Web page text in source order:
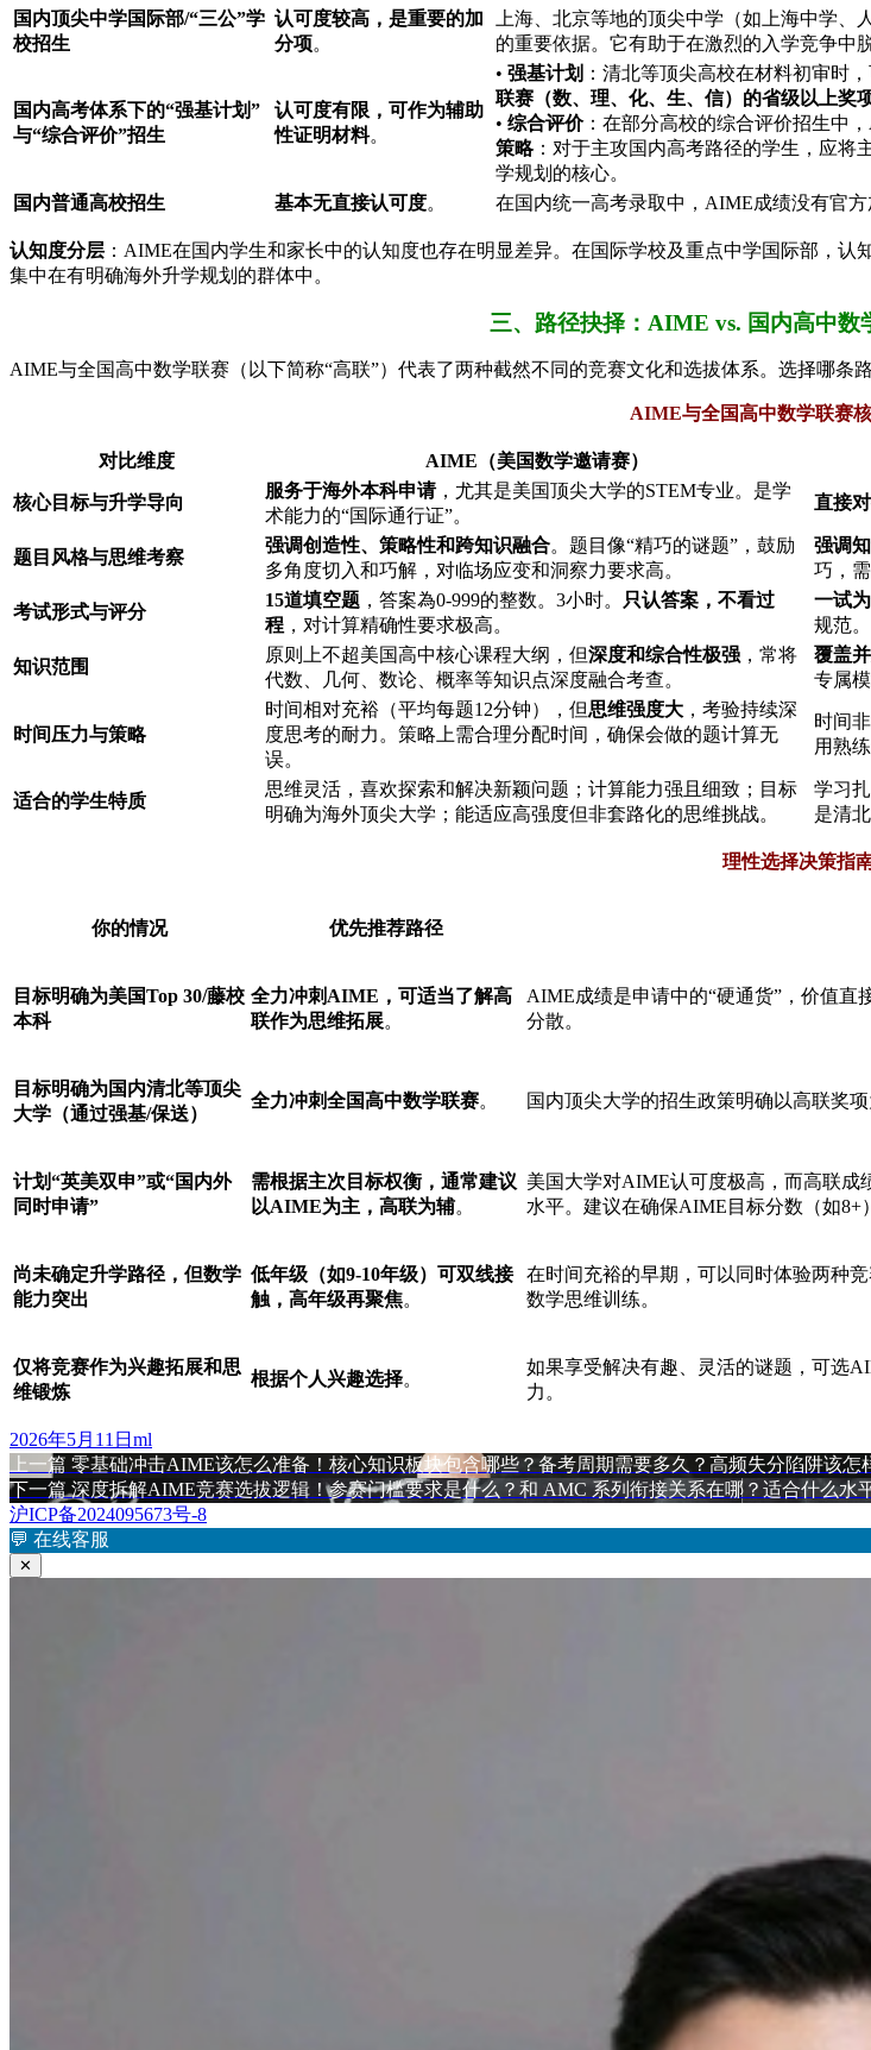
国内顶尖中学国际部/“三公”学
校招生
认可度较高，是重要的加
分项。
上海、北京等地的顶尖中学（如上海中学
的重要依据。它有助于在激烈的入学竞争中
国内高考体系下的“强基计划”
与“综合评价”招生
认可度有限，可作为辅助
性证明材料。
• 强基计划 ：清北等顶尖高校在材料初审时
联赛（数、理、化、生、信）的省级以上奖
• 综合评价：在部分高校的综合评价招生中
策略：对于主攻国内高考路径的学生，应将
学规划的核心。
国内普通高校招生
基本无直接认可度。 在国内统一高考录取中，AIME成绩没有官方
认知度分层 ：AIME在国内学生和家长中的认知度也存在明显差异。在国际学校及重点中学国际部，
集中在有明确海外升学规划的群体中。
三、路径抉择：AIME vs. 国内高中数
AIME与全国高中数学联赛（以下简称“高联”）代表了两种截然不同的竞赛文化和选拔体系。选择哪条
AIME与全国高中数学联赛
对比维度 AIME（美国数学邀请赛）
核心目标与升学导向
服务于海外本科申请，尤其是美国顶尖大学的STEM专业。是学
术能力的“国际通行证”。
直接
题目风格与思维考察
强调创造性、策略性和跨知识融合。题目像“精巧的谜题”，鼓励
多角度切入和巧解，对临场应变和洞察力要求高。
强调
巧，
考试形式与评分
15道填空题 ，答案為0-999的整数。3小时。
只认答案，不看过
程 ，对计算精确性要求极高。
一试
规范。
知识范围
原则上不超美国高中核心课程大纲，但深度和综合性极强 ，常将
代数、几何、数论、概率等知识点深度融合考查。
覆盖
专属
时间压力与策略
时间相对充裕（平均每题12分钟），但思维强度大 ，考验持续深
度思考的耐力。策略上需合理分配时间，确保会做的题计算无
误。
时间
用熟
适合的学生特质
思维灵活，喜欢探索和解决新颖问题；计算能力强且细致；目标
明确为海外顶尖大学；能适应高强度但非套路化的思维挑战。
学习
是清
理性选择决策指
你的情况 优先推荐路径
目标明确为美国Top 30/藤校
本科
全力冲刺AIME，可适当了解高
联作为思维拓展。
AIME成绩是申请中的“硬通货”，价值直
分散。
目标明确为国内清北等顶尖
大学（通过强基/保送）
全力冲刺全国高中数学联赛。 国内顶尖大学的招生政策明确以高联奖
计划“英美双申”或“国内外
同时申请”
需根据主次目标权衡，通常建议
以AIME为主，高联为辅。
美国大学对AIME认可度极高，而高联成
水平。建议在确保AIME目标分数（如8+
尚未确定升学路径，但数学
能力突出
低年级（如9-10年级）可双线接
触，高年级再聚焦。
在时间充裕的早期，可以同时体验两种
数学思维训练。
仅将竞赛作为兴趣拓展和思
维锻炼
根据个人兴趣选择。
如果享受解决有趣、灵活的谜题，可选
力。
发
布
于
2026年5月11日 作
者
ml
文
章
导
航
上一篇 上
篇
文
章：
零基础冲击AIME该怎么准备！核心知识板块包含哪些？备考周期需要多久？高频失分陷阱该怎
下一篇 下
篇
文
深度拆解AIME竞赛选拔逻辑！参赛门槛要求是什么？和 AMC 系列衔接关系在哪？适合什么水
沪ICP备2024095673号-8
💬 在线客服
✕